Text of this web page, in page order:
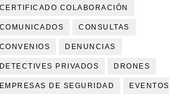
CERTIFICADO COLABORACIÓN
COMUNICADOS CONSULTAS
CONVENIOS DENUNCIAS
DETECTIVES PRIVADOS DRONES
EMPRESAS DE SEGURIDAD EVENTOS